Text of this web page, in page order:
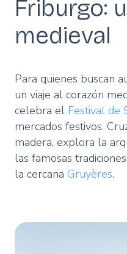
Friburgo:
medieval
Para quienes buscan
un viaje al corazón
celebra el Festival de
mercados festivos.
madera, explora la
las famosas
la cercana Gruyères.